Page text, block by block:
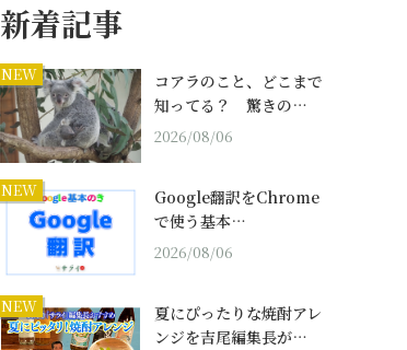
新着記事
NEW
コアラのこと、どこまで
知ってる？ 驚きの…
2026/08/06
NEW
Google翻訳をChrome
で使う基本…
2026/08/06
NEW
夏にぴったりな焼酎アレ
ンジを吉尾編集長が…